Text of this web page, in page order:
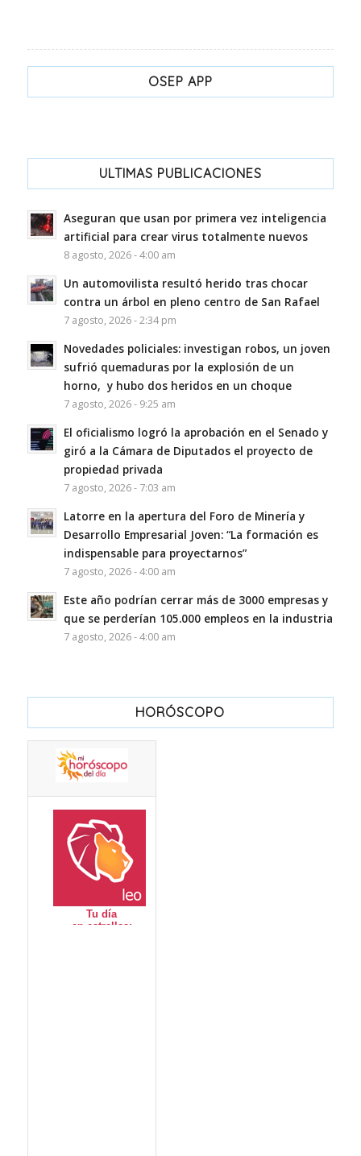
OSEP APP
ULTIMAS PUBLICACIONES
Aseguran que usan por primera vez inteligencia
artificial para crear virus totalmente nuevos
8 agosto, 2026 - 4:00 am
Un automovilista resultó herido tras chocar
contra un árbol en pleno centro de San Rafael
7 agosto, 2026 - 2:34 pm
Novedades policiales: investigan robos, un joven
sufrió quemaduras por la explosión de un
horno, y hubo dos heridos en un choque
7 agosto, 2026 - 9:25 am
El oficialismo logró la aprobación en el Senado y
giró a la Cámara de Diputados el proyecto de
propiedad privada
7 agosto, 2026 - 7:03 am
Latorre en la apertura del Foro de Minería y
Desarrollo Empresarial Joven: “La formación es
indispensable para proyectarnos”
7 agosto, 2026 - 4:00 am
Este año podrían cerrar más de 3000 empresas y
que se perderían 105.000 empleos en la industria
7 agosto, 2026 - 4:00 am
HORÓSCOPO